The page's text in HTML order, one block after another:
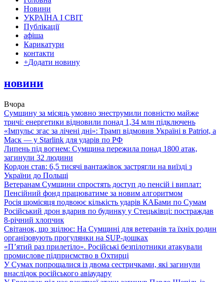
Новини
УКРАЇНА І СВІТ
Публікації
афіша
Карикатури
контакти
+Додати новину
новини
Вчора
Сумщину за місяць умовно знеструмили повністю майже
тричі: енергетики відновили понад 1,34 млн підключень
«Імпульс згас за лічені дні»: Трамп відмовив Україні в Patriot, а
Маск — у Starlink для ударів по РФ
Липень під вогнем: Сумщина пережила понад 1800 атак,
загинули 32 людини
Кордон став: 6,5 тисячі вантажівок застрягли на виїзді з
України до Польщі
Ветеранам Сумщини спростять доступ до пенсій і виплат:
Пенсійний фонд працюватиме за новим алгоритмом
Росія щомісяця подвоює кількість ударів КАБами по Сумам
Російський дрон вдарив по будинку у Стецьківці: постраждав
8-річний хлопчик
Світанок, що зцілює: На Сумщині для ветеранів та їхніх родин
організовують прогулянки на SUP-дошках
«П’ятий раз прилетіло». Російські безпілотники атакували
промислове підприємство в Охтирці
У Сумах попрощалися із двома сестричками, які загинули
внаслідок російського авіаудару